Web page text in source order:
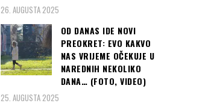
26. AUGUSTA 2025
OD DANAS IDE NOVI
PREOKRET: EVO KAKVO
NAS VRIJEME OČEKUJE U
NAREDNIH NEKOLIKO
DANA… (FOTO, VIDEO)
25. AUGUSTA 2025